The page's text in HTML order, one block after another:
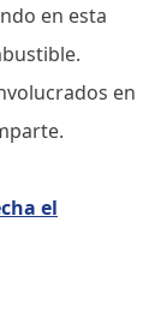
en esta
en
el